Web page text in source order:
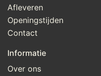
Afleveren
Openingstijden
Contact
Informatie
Over ons